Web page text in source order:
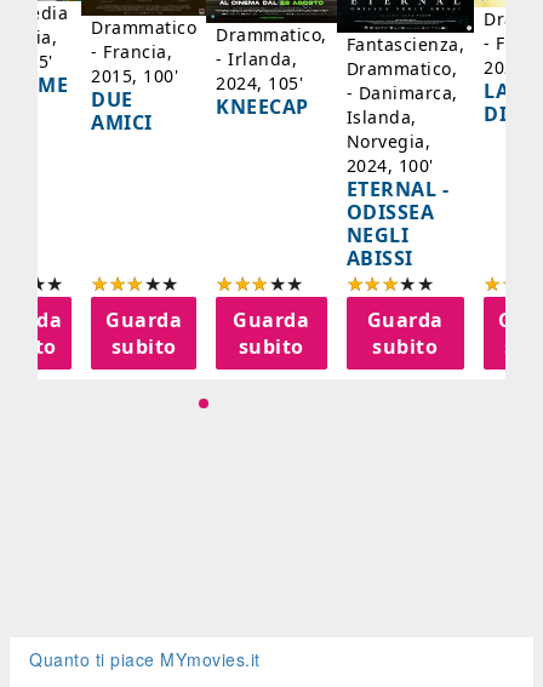
95'
Drammatico
- Francia,
2015, 100'
DUE
AMICI
Guarda
subito
Drammatico,
- Irlanda,
2024, 105'
KNEECAP
Guarda
subito
Fantascienza,
Drammatico,
- Danimarca,
Islanda,
Norvegia,
2024, 100'
ETERNAL -
ODISSEA
NEGLI
ABISSI
Guarda
subito
-
2024,
LA
DI
Quanto ti piace MYmovies.it